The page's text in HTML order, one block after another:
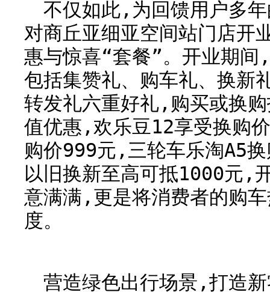
不仅如此,为回馈用户多
对商丘亚细亚空间站门店开
惠与惊喜“套餐”。开业期
包括集赞礼、购车礼、换新
转发礼六重好礼,购买或换
值优惠,欢乐豆12享受换购
购价999元,三轮车乐淘A5
以旧换新至高可抵1000元,
意满满,更是将消费者的购
度。
营造绿色出行场景,打造